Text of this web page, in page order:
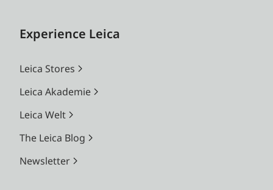
Experience Leica
Leica Stores
Leica Akademie
Leica Welt
The Leica Blog
Newsletter